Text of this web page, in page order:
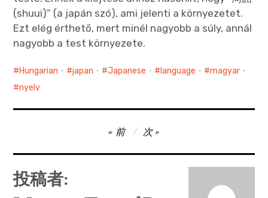
(shuui)” (a japán szó), ami jelenti a környezetet.
Ezt elég érthető, mert minél nagyobb a súly, annál
nagyobb a test környezete.
Hungarian ・ japan ・ Japanese ・ language ・ magyar ・
nyelv
稿
ナ
ビ
前 次
投稿者: